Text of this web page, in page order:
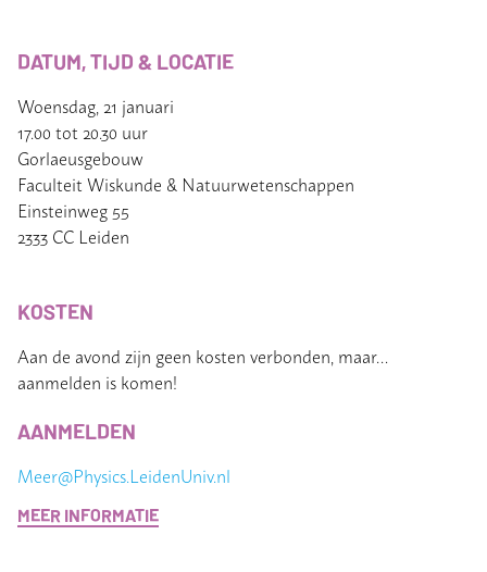
DATUM, TIJD & LOCATIE
Woensdag, 21 januari
17.00 tot 20.30 uur
Gorlaeusgebouw
Faculteit Wiskunde & Natuurwetenschappen
Einsteinweg 55
2333 CC Leiden
KOSTEN
Aan de avond zijn geen kosten verbonden, maar…
aanmelden is komen!
AANMELDEN
Meer@Physics.LeidenUniv.nl
MEER INFORMATIE